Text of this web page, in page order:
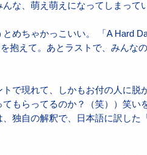
な、萌え萌えになってしまって
めちゃかっこいい。 「A Hard
抱えて。あとラストで、みんな
で現れて、しかもお付の人に脱
もらってるのか？（笑））笑い
独自の解釈で、日本語に訳した